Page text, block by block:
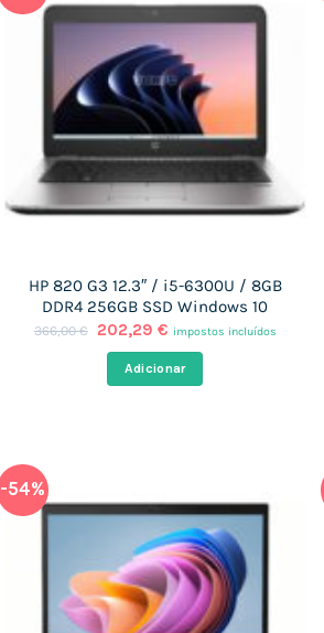
HP 820 G3 12.3″ / i5-6300U / 8GB
DDR4 256GB SSD Windows 10
366,00€
O
original
era:
202,29 €O
preço
atual
é:
impostos incluídos
Adicionar
-54%